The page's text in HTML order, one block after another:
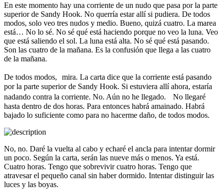
En este momento hay una corriente de un nudo que pasa por la parte
superior de Sandy Hook. No querría estar allí si pudiera. De todos
modos, solo veo tres nudos y medio. Bueno, quizá cuatro. La marea
está… No lo sé. No sé qué está haciendo porque no veo la luna. Veo
que está saliendo el sol. La luna está alta. No sé qué está pasando.
Son las cuatro de la mañana. Es la confusión que llega a las cuatro
de la mañana.
De todos modos, mira. La carta dice que la corriente está pasando
por la parte superior de Sandy Hook. Si estuviera allí ahora, estaría
nadando contra la corriente. No. Aún no he llegado. No llegaré
hasta dentro de dos horas. Para entonces habrá amainado. Habrá
bajado lo suficiente como para no hacerme daño, de todos modos.
No, no. Daré la vuelta al cabo y echaré el ancla para intentar dormir
un poco. Según la carta, serán las nueve más o menos. Ya está.
Cuatro horas. Tengo que sobrevivir cuatro horas. Tengo que
atravesar el pequeño canal sin haber dormido. Intentar distinguir las
luces y las boyas.